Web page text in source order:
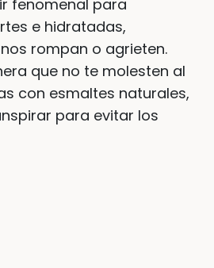
fenomenal para
e hidratadas,
rompan o agrieten.
que no te molesten al
con esmaltes naturales,
para evitar los